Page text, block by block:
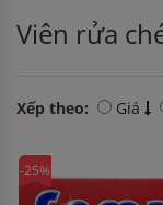
Viên rửa
Xếp theo: Giá
-25%